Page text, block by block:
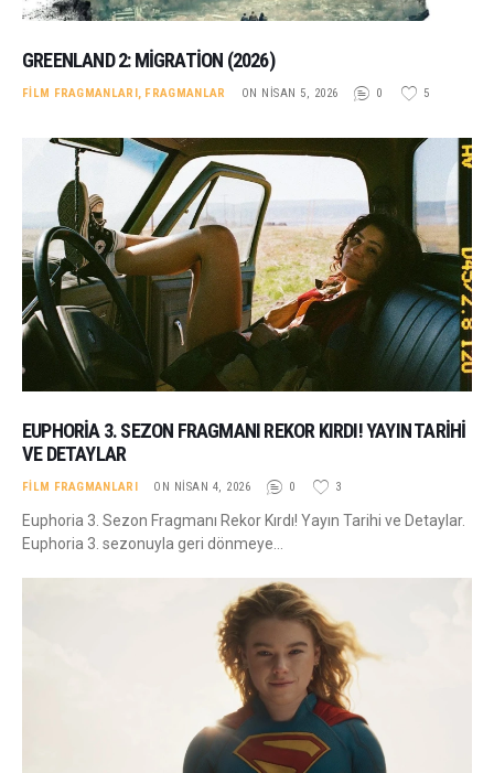
GREENLAND 2: MIGRATION (2026)
FILM FRAGMANLARI, FRAGMANLAR ON NISAN 5, 2026 0 5
EUPHORIA 3. SEZON FRAGMANI REKOR KIRDI! YAYIN TARIHI
VE DETAYLAR
FILM FRAGMANLARI ON NISAN 4, 2026 0 3
Euphoria 3. Sezon Fragmanı Rekor Kırdı! Yayın Tarihi ve Detaylar.
Euphoria 3. sezonuyla geri dönmeye…